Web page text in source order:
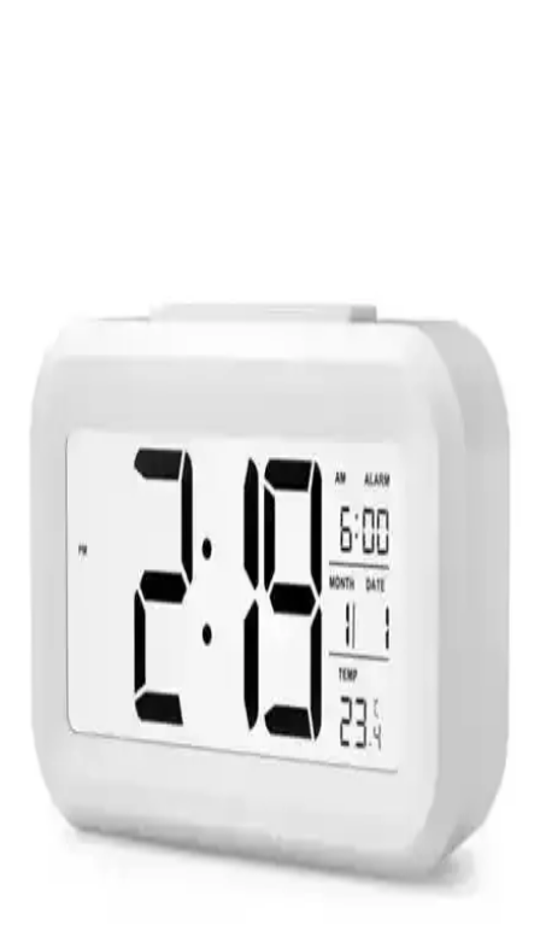
Galaxy 711-S, şık siyah tasarımı ve fonksiyonel özellikleriyle
zenginleştirir.
Galaxy Premium Duvar Saati Modern Tasarım ve
Çok Fonksiyonlu Özelliklerle Dekorasyonunuza
Galaxy Premium Duvar Saati, şık tasarımı, tarih ve termometre
özellikleriyle yaşam alanlarınızı estetik ve fonksiyonel hale getirir,
dayanıklı yapısıyla uzun ömür sağlar.
Valkyrie Beyaz LED Siyah Kasa Dijital Saat
Modern ve Şık Tasarımıyla Dekorasyonunuza
Valkyrie Beyaz LED Siyah Kasa Dijital Saat, modern tasarımı ve
kullanışlı özellikleriyle iç mekânlara şıklık ve fonksiyonellik sunar,
kolay kurulumu ve dayanıklılığıyla öne çıkar.
Gahome 3D LED Dijital Saat: Modern Dekorasyon
ve Çok Fonksiyonlu Zaman Göstergesi
Gahome 3D LED Dijital Saat, şık tasarımı, çoklu renk ve parlaklık